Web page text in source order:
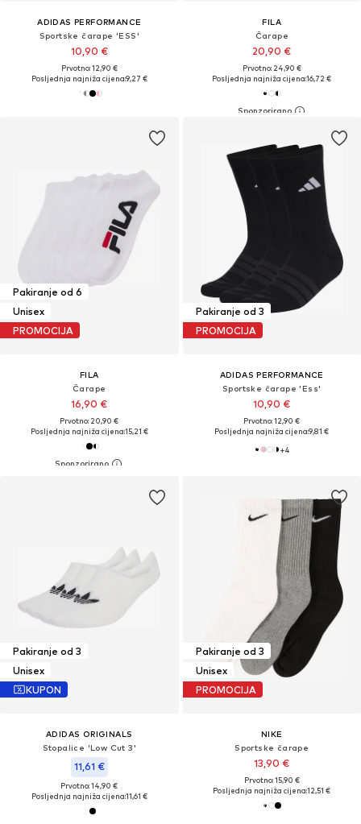
ADIDAS PERFORMANCE
Sportske čarape 'ESS'
10,90 €
Prvotno: 12,90 €
Posljednja najniža cijena:9,27 €
FILA
Čarape
20,90 €
Prvotno: 24,90 €
Posljednja najniža cijena:16,72 €
Pakiranje od 6
Unisex
PROMOCIJA
FILA
Čarape
16,90 €
Prvotno: 20,90 €
Posljednja najniža cijena:15,21 €
Pakiranje od 3
PROMOCIJA
ADIDAS PERFORMANCE
Sportske čarape 'Ess'
10,90 €
Prvotno: 12,90 €
Posljednja najniža cijena:9,81 €
+4
Pakiranje od 3
Unisex
KUPON
ADIDAS ORIGINALS
Stopalice 'Low Cut 3'
11,61 €
Prvotno: 14,90 €
Posljednja najniža cijena:11,61 €
Pakiranje od 3
Unisex
PROMOCIJA
NIKE
Sportske čarape
13,90 €
Prvotno: 15,90 €
Posljednja najniža cijena:12,51 €